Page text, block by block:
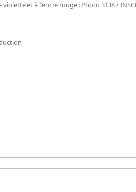
et à l'encre rouge : Photo 3138 /